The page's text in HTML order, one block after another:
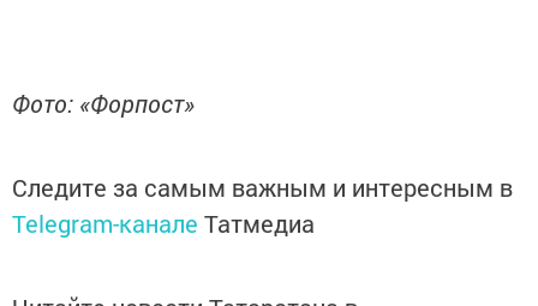
Фото: «Форпост»
Следите за самым важным и интересным в
Telegram-канале Татмедиа